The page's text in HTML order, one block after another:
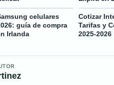
celulares
guía de compra
Irlanda
Cotizar
Tarifas y
2025-2026